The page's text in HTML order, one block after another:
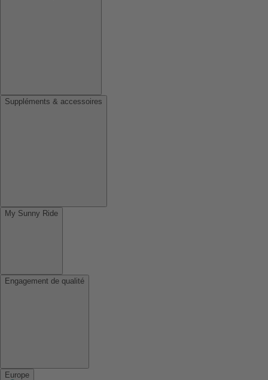
Suppléments & accessoires
My Sunny Ride
Engagement de qualité
Europe